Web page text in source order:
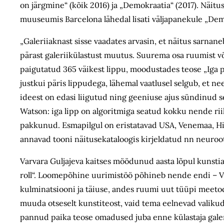
on järgmine“ (kõik 2016) ja „Demokraatia“ (2017).
muuseumis Barcelona lähedal lisati väljapanekule
„Galeriiaknast sisse vaadates arvasin, et näitus
pärast galeriikülastust muutus. Suurema osa ruumist
paigutatud 365 väikest lippu, moodustades teose „Iga
justkui päris lippudega, lähemal vaatlusel selgub, et
ideest on edasi liigutud ning geeniuse ajus sündinud
Watson: iga lipp on algoritmiga seatud kokku nende
pakkunud. Esmapilgul on eristatavad USA, Venemaa,
annavad tooni näitusekataloogis kirjeldatud nn
Varvara Guljajeva kaitses möödunud aasta lõpul
roll“. Loome­põhine uurimistöö põhineb nende endi –
kulminatsiooni ja täiuse, andes ruumi uut tüüpi
muuda otseselt kunstiteost, vaid tema eelnevad
pannud paika teose omadused juba enne külastaja